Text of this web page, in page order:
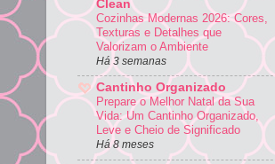
Clean
Cozinhas Modernas 2026: Cores,
Texturas e Detalhes que
Valorizam o Ambiente
Há 3 semanas
Cantinho Organizado
Prepare o Melhor Natal da Sua
Vida: Um Cantinho Organizado,
Leve e Cheio de Significado
Há 8 meses